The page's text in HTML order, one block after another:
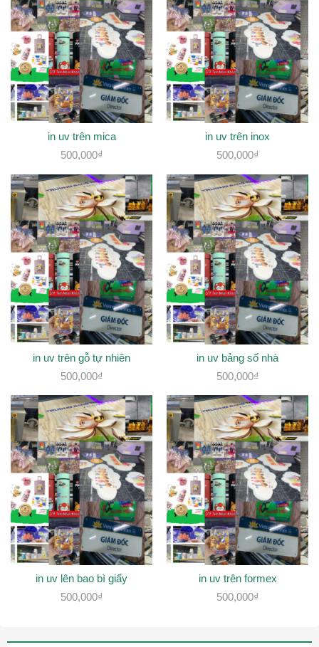
in uv trên mica
500,000₫
in uv trên inox
500,000₫
in uv trên gỗ tự nhiên
500,000₫
in uv bảng số nhà
500,000₫
in uv lên bao bì giấy
500,000₫
in uv trên formex
500,000₫